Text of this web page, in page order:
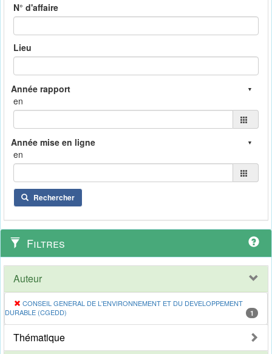
N° d'affaire
Lieu
en
en
Rechercher
Filtres
Auteur
CONSEIL GENERAL DE L'ENVIRONNEMENT ET DU DEVELOPPEMENT
DURABLE (CGEDD)
1
Thématique